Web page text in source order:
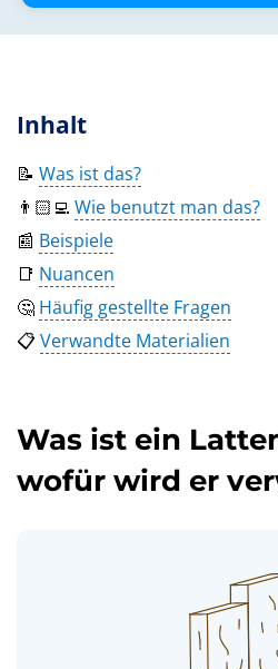
Inhalt
📝 Was ist das?
👨🏻‍💻 Wie benutzt man das?
📰 Beispiele
📑 Nuancen
🤔 Häufig gestellte Fragen
📋Verwandte Materialien
Was ist ein
wofür wird er